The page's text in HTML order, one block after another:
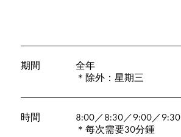
期間
全年
＊除外：星期三
時間
8:00／8:30／9:00／9:30
＊每次需要30分鍾